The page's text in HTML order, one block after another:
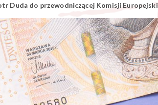
Duda do przewodniczącej Komisji